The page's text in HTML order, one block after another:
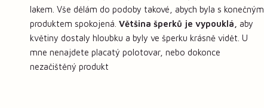
lakem. Vše dělám do podoby takové, abych byla s konečným
produktem spokojená. Většina šperků je vypouklá,
aby
květiny dostaly hloubku a byly ve šperku krásně vidět. U
mne nenajdete placatý polotovar, nebo dokonce
nezačištěný produkt